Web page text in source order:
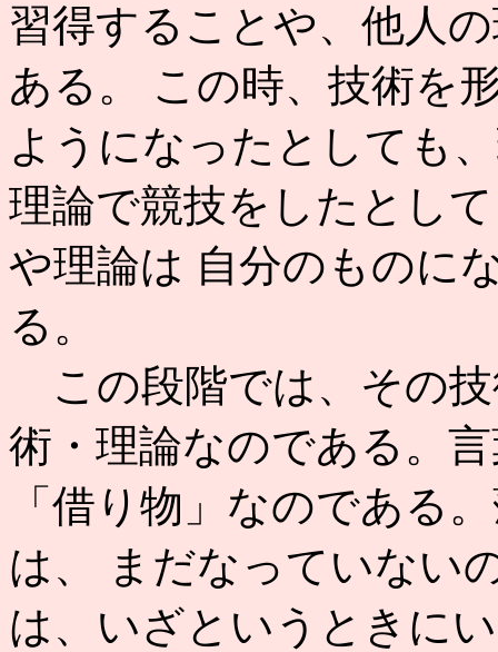
習得することや、他人
ある。 この時、技術を
ようになったとしても
理論で競技をしたとし
や理論は 自分のものに
る。
この段階では、その
術・理論なのである。
「借り物」なのである
は、 まだなっていない
は、いざというときに